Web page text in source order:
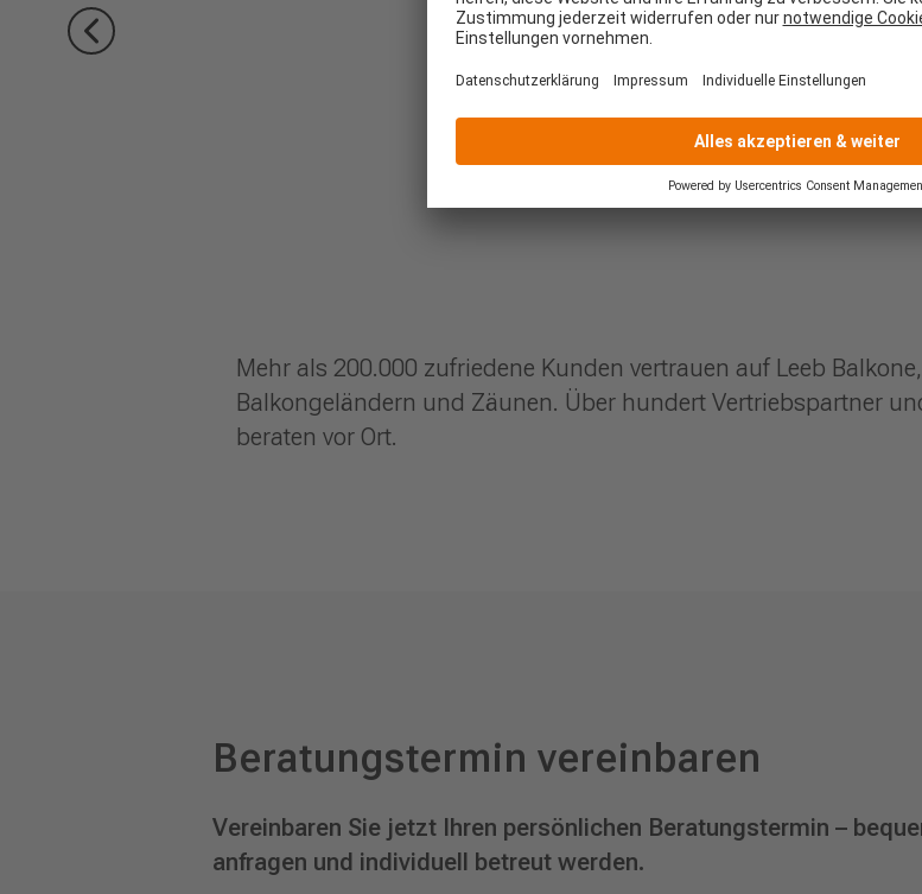
Mehr als 200.000 zufriedene Kunden vertrauen auf Leeb
Balkongeländern und Zäunen. Über hundert Vertriebspartner
beraten vor Ort.
Beratungstermin vereinbaren
Vereinbaren Sie jetzt Ihren persönlichen Beratungstermin –
anfragen und individuell betreut werden.